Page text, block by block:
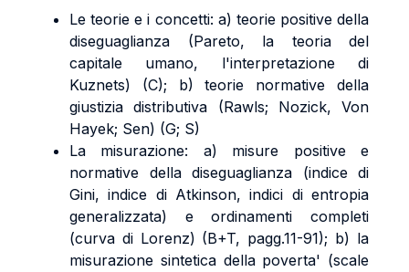
Le teorie e i concetti: a) teorie positive della
diseguaglianza (Pareto, la teoria del
capitale umano, l'interpretazione di
Kuznets) (C); b) teorie normative della
giustizia distributiva (Rawls; Nozick, Von
Hayek; Sen) (G; S)
La misurazione: a) misure positive e
normative della diseguaglianza (indice di
Gini, indice di Atkinson, indici di entropia
generalizzata) e ordinamenti completi
(curva di Lorenz) (B+T, pagg.11-91); b) la
misurazione sintetica della poverta' (scale